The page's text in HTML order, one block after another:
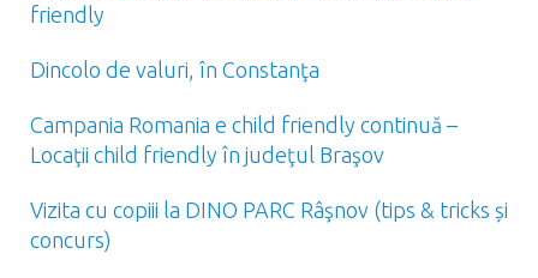
friendly
Dincolo de valuri, în Constanţa
Campania Romania e child friendly continuă –
Locaţii child friendly în judeţul Braşov
Vizita cu copiii la DINO PARC Râşnov (tips & tricks și
concurs)